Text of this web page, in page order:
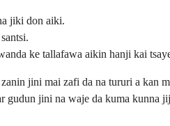
jiki don aiki.
ke tallafawa aikin hanji kai
jini mai zafi da na tururi a kan
gudun jini na waje da kuma kunna